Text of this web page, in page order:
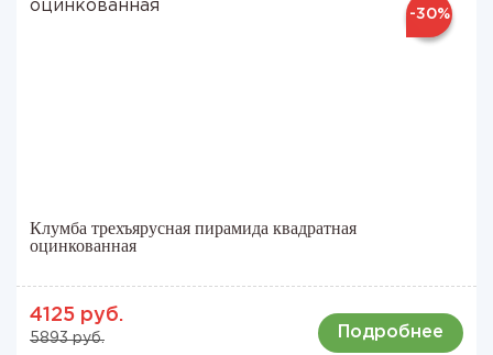
-30%
Клумба трехъярусная пирамида квадратная
оцинкованная
4125 руб.
5893 руб. Подробнее